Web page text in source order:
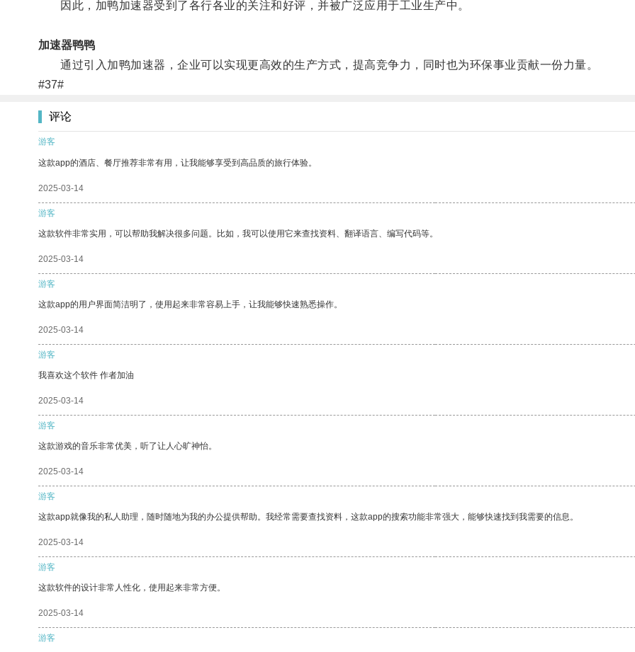
因此，加鸭加速器受到了各行各业的关注和好评，并被广泛应用于工业生产中。
加速器鸭鸭
通过引入加鸭加速器，企业可以实现更高效的生产方式，提高竞争力，同时也为环保事业贡献一份力量。
#37#
评论
游客
这款app的酒店、餐厅推荐非常有用，让我能够享受到高品质的旅行体验。
2025-03-14
游客
这款软件非常实用，可以帮助我解决很多问题。比如，我可以使用它来查找资料、翻译语言、编写代码等。
2025-03-14
游客
这款app的用户界面简洁明了，使用起来非常容易上手，让我能够快速熟悉操作。
2025-03-14
游客
我喜欢这个软件 作者加油
2025-03-14
游客
这款游戏的音乐非常优美，听了让人心旷神怡。
2025-03-14
游客
这款app就像我的私人助理，随时随地为我的办公提供帮助。我经常需要查找资料，这款app的搜索功能非常强大，能够快速找到我需要的信息。
2025-03-14
游客
这款软件的设计非常人性化，使用起来非常方便。
2025-03-14
游客